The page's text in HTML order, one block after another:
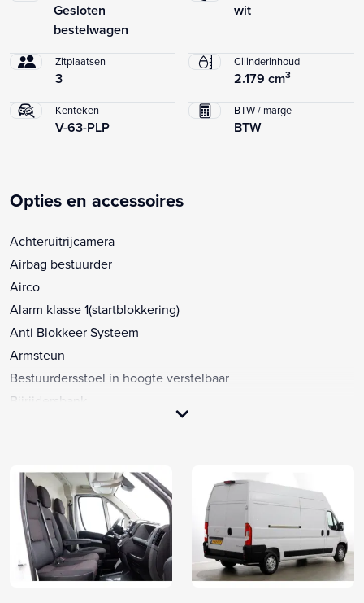
Gesloten
bestelwagen
wit
Zitplaatsen
3
Cilinderinhoud
2.179 cm3
Kenteken
V-63-PLP
BTW / marge
BTW
Opties en accessoires
Achteruitrijcamera
Airbag bestuurder
Airco
Alarm klasse 1(startblokkering)
Anti Blokkeer Systeem
Armsteun
Bestuurdersstoel in hoogte verstelbaar
Bijrijdersbank
BPM-vrij voor ondernemer
Buitenspiegels elektrisch inklapbaar
Buitenspiegels elektrisch verstel- en verwarmbaar
Centrale deurvergrendeling met afstandsbediening
Cruise control
DAB radio